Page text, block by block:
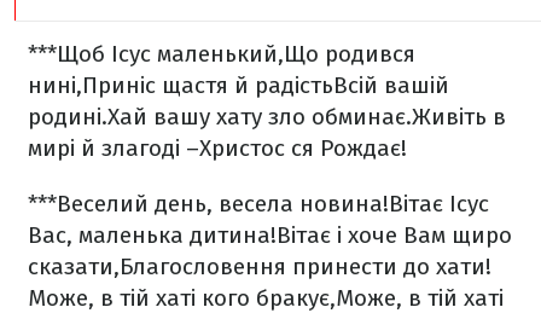
***Щоб Ісус маленький,Що родився
нині,Приніс щастя й радістьВсій вашій
родині.Хай вашу хату зло обминає.Живіть в
мирі й злагоді –Христос ся Рождає!
***Веселий день, весела новина!Вітає Ісус
Вас, маленька дитина!Вітає і хоче Вам щиро
сказати,Благословення принести до хати!
Може, в тій хаті кого бракує,Може, в тій хаті